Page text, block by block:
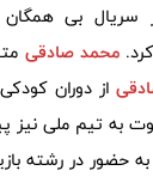
سریال بی
محمد صادقی
از دوران
به تیم ملی نیز
حضور در رشته